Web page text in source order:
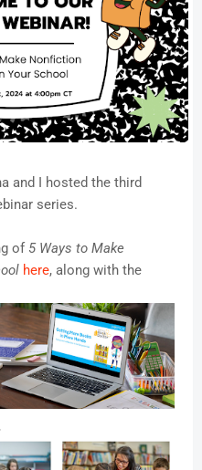
and I hosted the third
series.
of 5 Ways to Make
here, along with the
,